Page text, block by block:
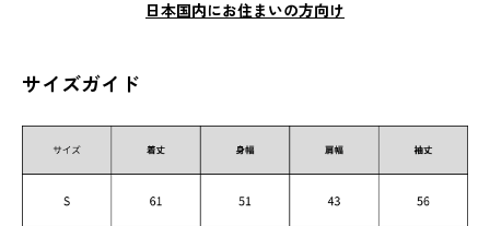
日本国内にお住まいの方向け
サイズガイド